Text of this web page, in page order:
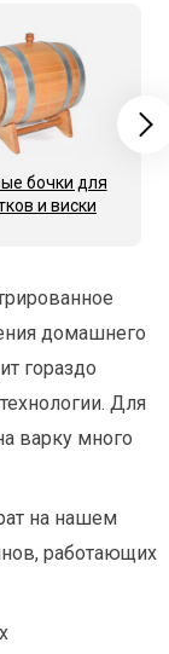
бочки для
и виски
домашнего
гораздо
Для
варку много
на нашем
работающих